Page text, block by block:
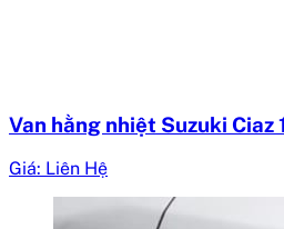
Van hằng nhiệt Suzuki
Giá: Liên Hệ